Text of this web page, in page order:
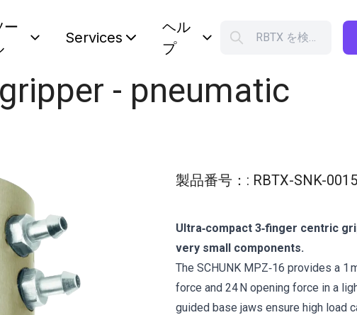
ー
Services
ヘル
プ
RBTX を検索…
- pneumatic
製品番号： : RBTX-SNK-0015
Ultra‑compact 3‑finger centric
very small components.
The SCHUNK MPZ‑16 provides a 1
force and 24 N opening force in a
guided base jaws ensure high load
Shopping Cart